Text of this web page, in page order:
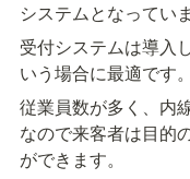
システムとなっていま
受付システムは導入
いう場合に最適です。
従業員数が多く、内
なので来客者は目的
ができます。